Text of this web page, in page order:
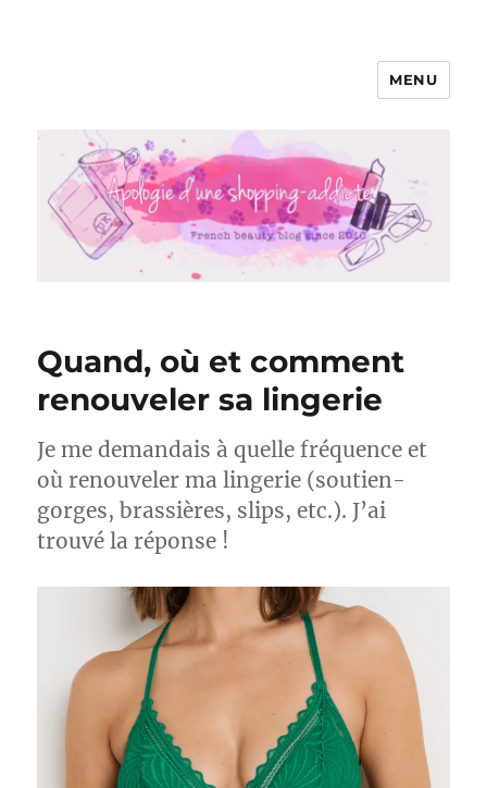
Apologie d'une Shopping-addicte
MENU
Quand, où et comment
renouveler sa lingerie
Je me demandais à quelle fréquence et
où renouveler ma lingerie (soutien-
gorges, brassières, slips, etc.). J’ai
trouvé la réponse !